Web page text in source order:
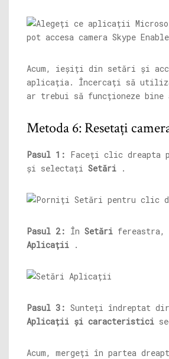
Acum, ieșiți din setări și
aplicația. Încercați să
ar trebui să funcționeze bine
Metoda 6: Resetați
Pasul 1: Faceți clic dreapta
și selectați Setări .
Pasul 2: În Setări
Aplicații .
Pasul 3: Sunteți îndreptat
Aplicații și caracteristici
Acum, mergeți în partea